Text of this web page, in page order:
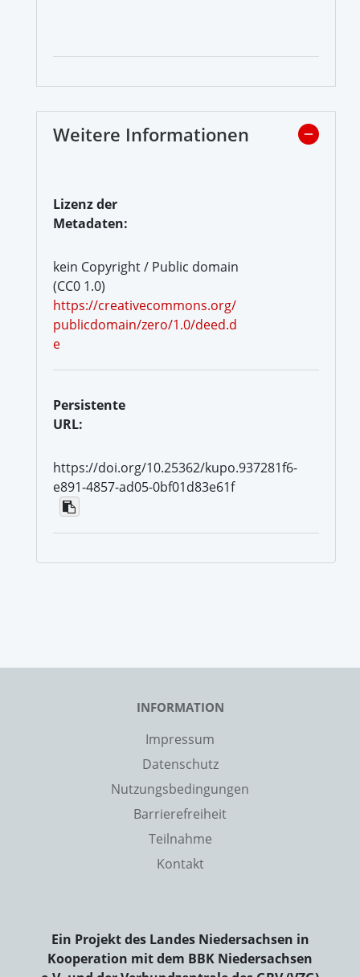
Weitere Informationen
Lizenz der
Metadaten:
kein Copyright / Public domain
(CC0 1.0)
https://creativecommons.org/
publicdomain/zero/1.0/deed.d
e
Persistente
URL:
https://doi.org/10.25362/kupo.937281f6-
e891-4857-ad05-0bf01d83e61f
INFORMATION
Impressum
Datenschutz
Nutzungsbedingungen
Barrierefreiheit
Teilnahme
Kontakt
Ein Projekt des Landes Niedersachsen in
Kooperation mit dem BBK Niedersachsen